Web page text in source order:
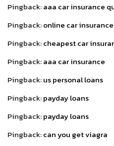
Pingback:aaa car insurance
Pingback:online car
Pingback:cheapest car
Pingback:aaa car insurance
Pingback:us personal loans
Pingback:payday loans
Pingback:payday loans
Pingback:can you get viagra